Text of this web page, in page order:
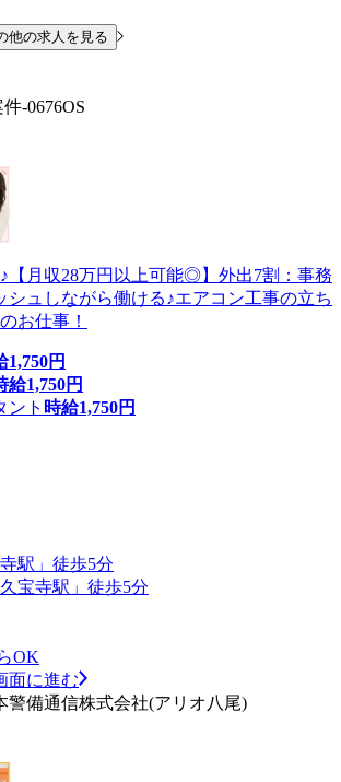
他の求人を見る
-0676OS
【月収28万円以上可能◎】外出7割：事務
シュしながら働ける♪エアコン工事の立ち
お仕事！
1,750円
給1,750円
ント 時給1,750円
駅」徒歩5分
宝寺駅」徒歩5分
OK
面に進む
警備通信株式会社(アリオ八尾)